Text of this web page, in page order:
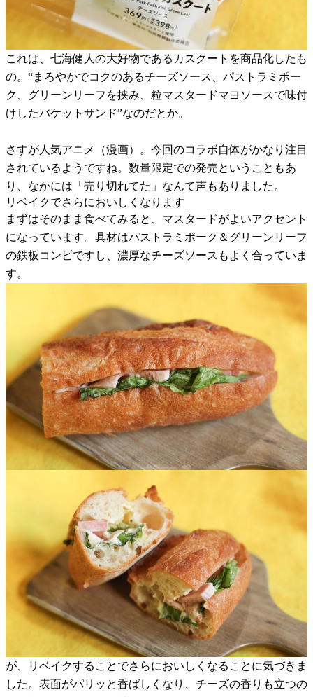
これは、七海健人の大好物であるカスクートを商品化したも
の。“まろやかでコクのあるチーズソース、パストラミポー
ク、グリーンリーフを挟み、粒マスタードマヨソースで味付
けしたバケットサンド”なのだとか。
さすが人気アニメ（漫画）。今回のコラボ自体がかなり注目
されているようですね。数量限定での発売ということもあ
り、なかには「売り切れてた」なんて声もありました。
リベイクでさらにおいしくなります
まずはそのまま食べてみると、マスタードがよいアクセント
になっています。具材はパストラミポーク＆グリーンリーフ
の鉄板コンビですし、濃厚なチーズソースもよく合っていま
す。
が、リベイクすることでさらにおいしくなることに気づきま
した。表面がパリッと香ばしくなり、チーズの香りも立つの